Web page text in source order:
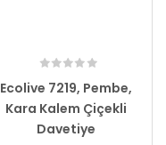
Ecolive 7219, Pembe,
Kara Kalem Çiçekli
Davetiye